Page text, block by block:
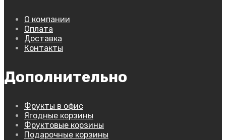
О компании
Оплата
Доставка
Контакты
Дополнительно
Фрукты в офис
Ягодные корзины
Фруктовые корзины
Подарочные корзины